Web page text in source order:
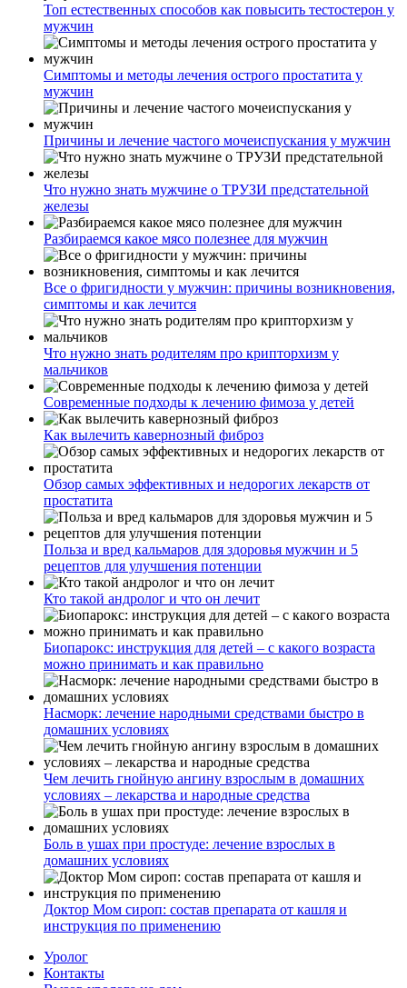
Топ естественных способов как повысить тестостерон у
мужчин
Симптомы и методы лечения острого простатита у
мужчин
Причины и лечение частого мочеиспускания у мужчин
Что нужно знать мужчине о ТРУЗИ предстательной
железы
Разбираемся какое мясо полезнее для мужчин
Все о фригидности у мужчин: причины возникновения,
симптомы и как лечится
Что нужно знать родителям про крипторхизм у
мальчиков
Современные подходы к лечению фимоза у детей
Как вылечить кавернозный фиброз
Обзор самых эффективных и недорогих лекарств от
простатита
Польза и вред кальмаров для здоровья мужчин и 5
рецептов для улучшения потенции
Кто такой андролог и что он лечит
Биопарокс: инструкция для детей – с какого возраста
можно принимать и как правильно
Насморк: лечение народными средствами быстро в
домашних условиях
Чем лечить гнойную ангину взрослым в домашних
условиях – лекарства и народные средства
Боль в ушах при простуде: лечение взрослых в
домашних условиях
Доктор Мом сироп: состав препарата от кашля и
инструкция по применению
Уролог
Контакты